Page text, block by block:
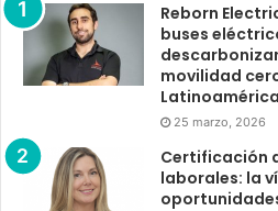
Reborn
buses
movilidad
Latinoamérica
25 marzo, 2026
Certificación
laborales: la